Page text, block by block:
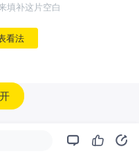
填补这片空白
看法